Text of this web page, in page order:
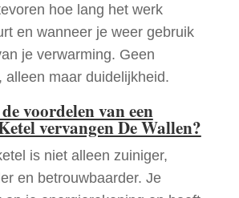
hoe lang het werk
en wanneer je weer gebruik
je verwarming. Geen
alleen maar duidelijkheid.
voordelen van een
vervangen De Wallen?
is niet alleen zuiniger,
en betrouwbaarder. Je